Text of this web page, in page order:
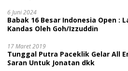
6 Juni 2024
Babak 16 Besar Indonesia Open :
Kandas Oleh Goh/Izzuddin
17 Maret 2019
Tunggal Putra Paceklik Gelar All
Saran Untuk Jonatan dkk